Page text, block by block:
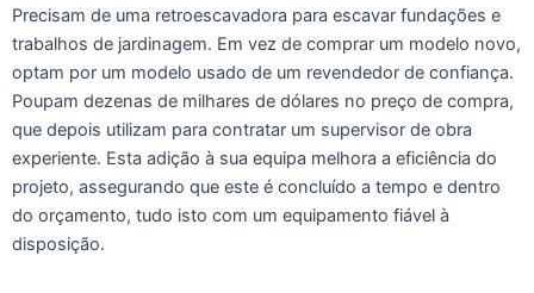
Precisam de uma retroescavadora para escavar fundações e
trabalhos de jardinagem. Em vez de comprar um modelo novo,
optam por um modelo usado de um revendedor de confiança.
Poupam dezenas de milhares de dólares no preço de compra,
que depois utilizam para contratar um supervisor de obra
experiente. Esta adição à sua equipa melhora a eficiência do
projeto, assegurando que este é concluído a tempo e dentro
do orçamento, tudo isto com um equipamento fiável à
disposição.